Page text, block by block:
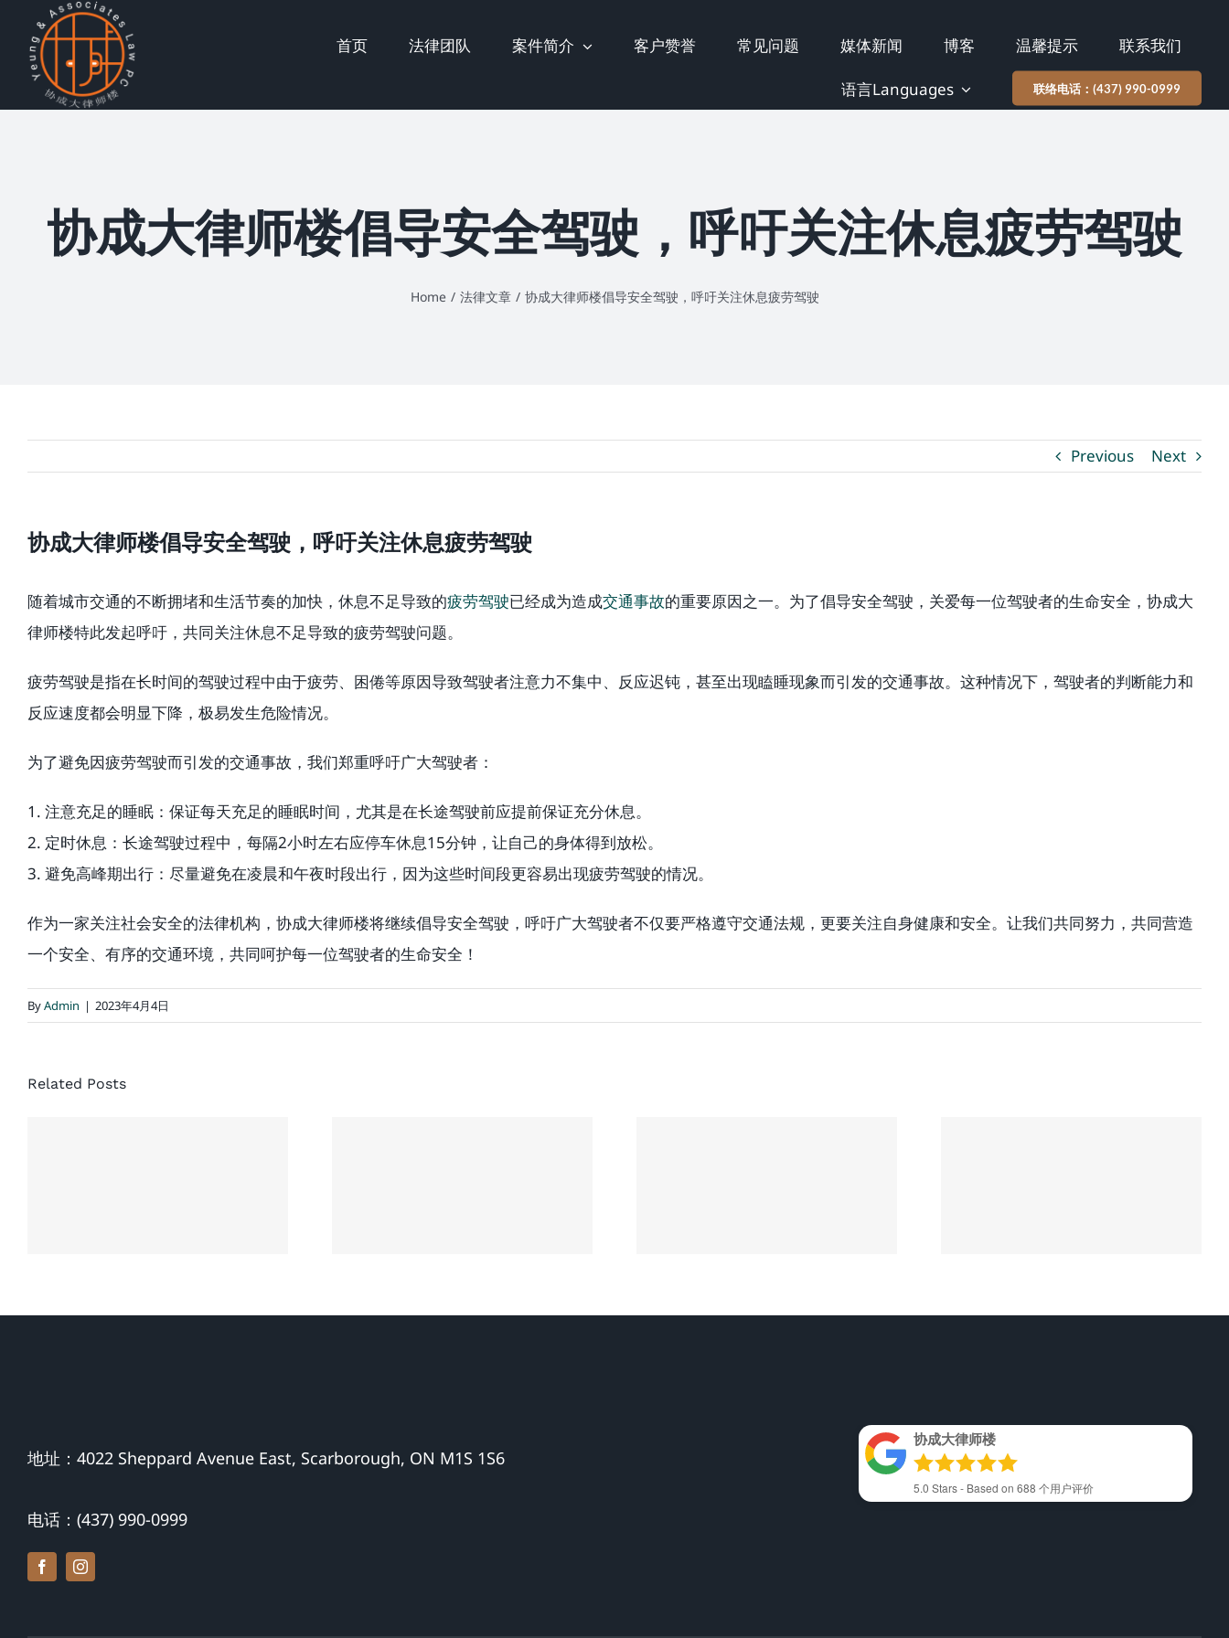
content
首页 法律团队 案件简介 客户赞誉 常见问题 媒体新闻 博客 温馨提示 联系我们
语言Languages 联络电话：(437) 990-0999
协成大律师楼倡导安全驾驶，呼吁关注休息疲劳驾驶
Home / 法律文章 / 协成大律师楼倡导安全驾驶，呼吁关注休息疲劳驾驶
Previous Next
协成大律师楼倡导安全驾驶，呼吁关注休息疲劳驾驶
随着城市交通的不断拥堵和生活节奏的加快，休息不足导致的疲劳驾驶已经成为造成交通事故的重要原因之一。为了倡导安全驾驶，关爱每一位驾驶者的生命安全，协成大
律师楼特此发起呼吁，共同关注休息不足导致的疲劳驾驶问题。
疲劳驾驶是指在长时间的驾驶过程中由于疲劳、困倦等原因导致驾驶者注意力不集中、反应迟钝，甚至出现瞌睡现象而引发的交通事故。这种情况下，驾驶者的判断能力和
反应速度都会明显下降，极易发生危险情况。
为了避免因疲劳驾驶而引发的交通事故，我们郑重呼吁广大驾驶者：
1. 注意充足的睡眠：保证每天充足的睡眠时间，尤其是在长途驾驶前应提前保证充分休息。
2. 定时休息：长途驾驶过程中，每隔2小时左右应停车休息15分钟，让自己的身体得到放松。
3. 避免高峰期出行：尽量避免在凌晨和午夜时段出行，因为这些时间段更容易出现疲劳驾驶的情况。
作为一家关注社会安全的法律机构，协成大律师楼将继续倡导安全驾驶，呼吁广大驾驶者不仅要严格遵守交通法规，更要关注自身健康和安全。让我们共同努力，共同营造
一个安全、有序的交通环境，共同呵护每一位驾驶者的生命安全！
ByAdmin | 2023年4月4日
Related Posts
地址：4022 Sheppard Avenue East, Scarborough, ON M1S 1S6
电话：(437) 990-0999
协成大律师楼
5.0 Stars - Based on 688 个用户评价